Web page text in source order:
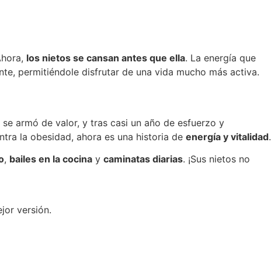
los nietos se cansan antes que ella. La energía que
permitiéndole disfrutar de una vida mucho más activa.
se armó de valor, y tras casi un año de esfuerzo y
la obesidad, ahora es una historia de energía y vitalidad.
, bailes en la cocina y caminatas diarias. ¡Sus nietos no
versión.